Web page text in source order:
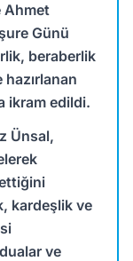
Ahmet
Günü
beraberlik
hazırlanan
ikram edildi.
Ünsal,
kardeşlik ve
ve